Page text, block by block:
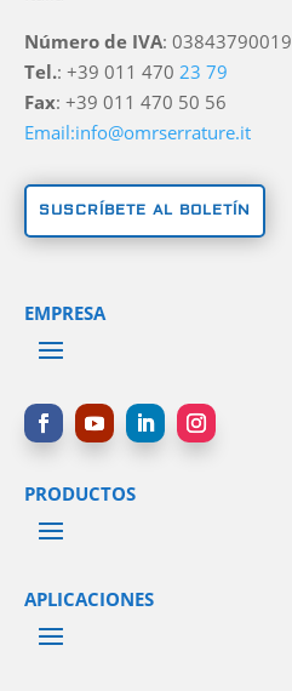
Número de IVA: 03843790019
Tel.: +39 011 47023 79
Fax: +39 011 470 50 56
Email:info@omrserrature.it
SUSCRÍBETE AL BOLETÍN
EMPRESA
PRODUCTOS
APLICACIONES